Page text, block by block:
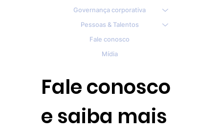
Governança corporativa
Pessoas & Talentos
Fale conosco
Mídia
Fale conosco
e saiba mais